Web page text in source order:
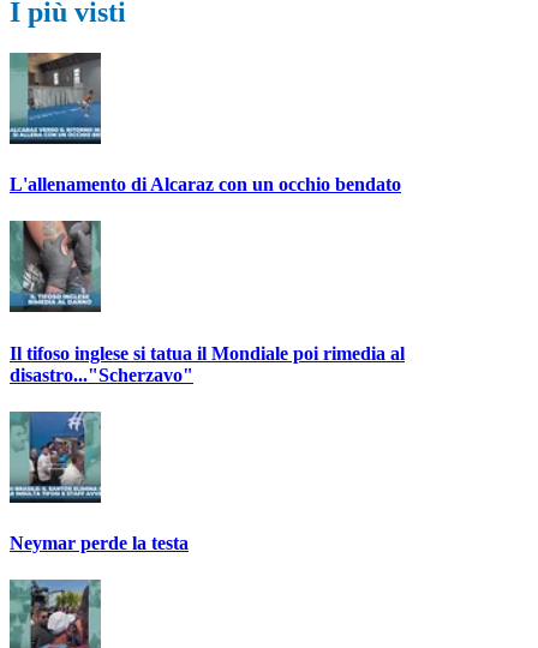
I più visti
L'allenamento di Alcaraz con un occhio bendato
Il tifoso inglese si tatua il Mondiale poi rimedia al
disastro..."Scherzavo"
Neymar perde la testa